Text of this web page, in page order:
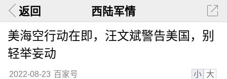
返回 西陆军情
美海空行动在即，汪文斌警告美国，别
轻举妄动
2022-08-23 百家号 小 大